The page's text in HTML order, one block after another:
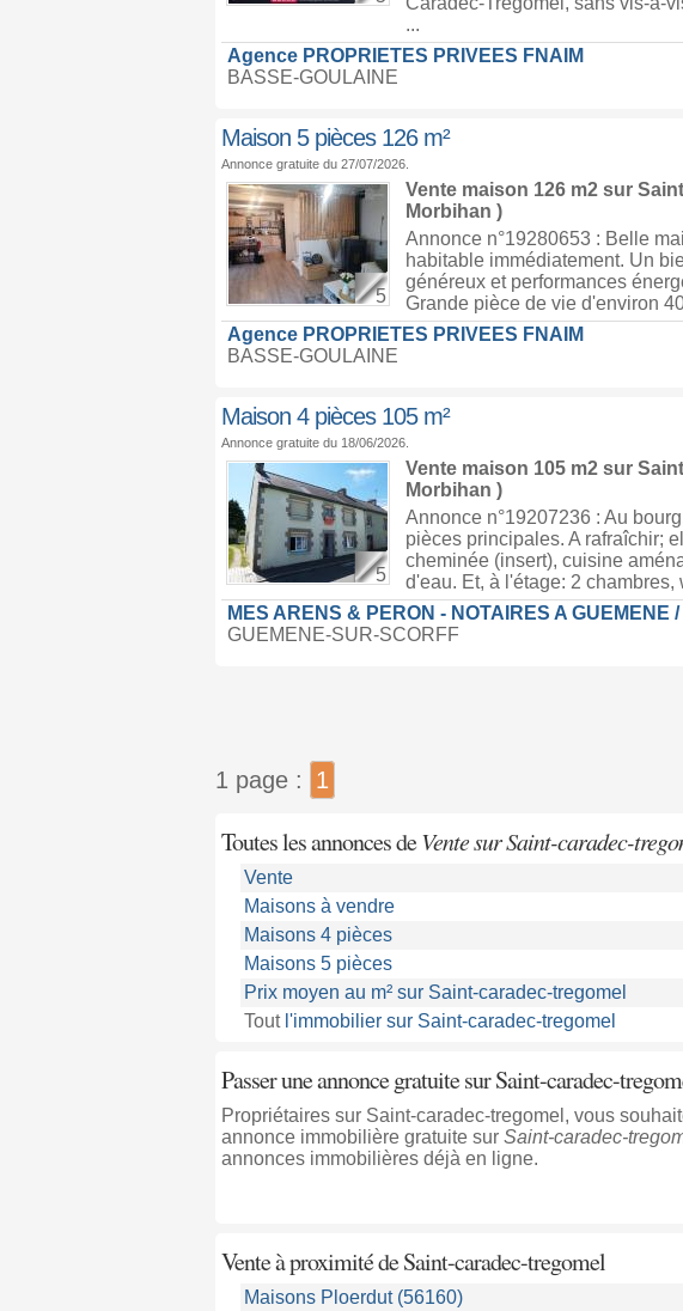
...
Agence PROPRIETES PRIVEES FNAIM
BASSE-GOULAINE
Maison 5 pièces 126 m²
Annonce gratuite du 27/07/2026.
5
Vente maison 126 m2 sur
Morbihan )
Annonce n°19280653 : Belle
habitable immédiatement. Un
généreux et performances
Grande pièce de vie d'environ
Agence PROPRIETES PRIVEES FNAIM
BASSE-GOULAINE
Maison 4 pièces 105 m²
Annonce gratuite du 18/06/2026.
5
Vente maison 105 m2 sur
Morbihan )
Annonce n°19207236 : Au
pièces principales. A rafraîchir;
cheminée (insert), cuisine
d'eau. Et, à l'étage: 2
MES ARENS & PERON - NOTAIRES A GUEMENE
GUEMENE-SUR-SCORFF
1 page : 1
Toutes les annonces deVente sur Saint-caradec-
Vente
Maisons à vendre
Maisons 4 pièces
Maisons 5 pièces
Prix moyen au m² sur Saint-caradec-tregomel
Tout l'immobilier sur Saint-caradec-tregomel
Passer une annonce gratuite sur Saint-caradec-
Propriétaires sur Saint-caradec-tregomel, vous
annonce immobilière gratuite sur Saint-caradec-
annonces immobilières déjà en ligne.
Vente à proximitéde Saint-caradec-tregomel
Maisons Ploerdut (56160)